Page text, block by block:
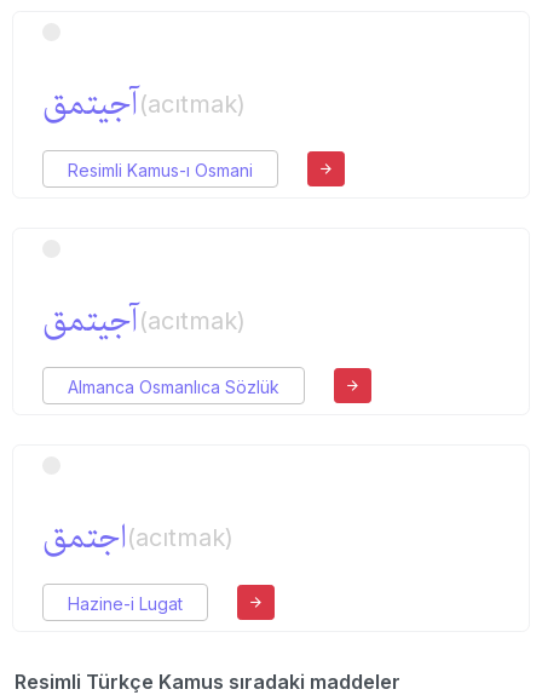
آجیتمق(acıtmak)
Resimli Kamus-ı Osmani
آجیتمق(acıtmak)
Almanca Osmanlıca Sözlük
اجتمق(acıtmak)
Hazine-i Lugat
Resimli Türkçe Kamus sıradaki maddeler